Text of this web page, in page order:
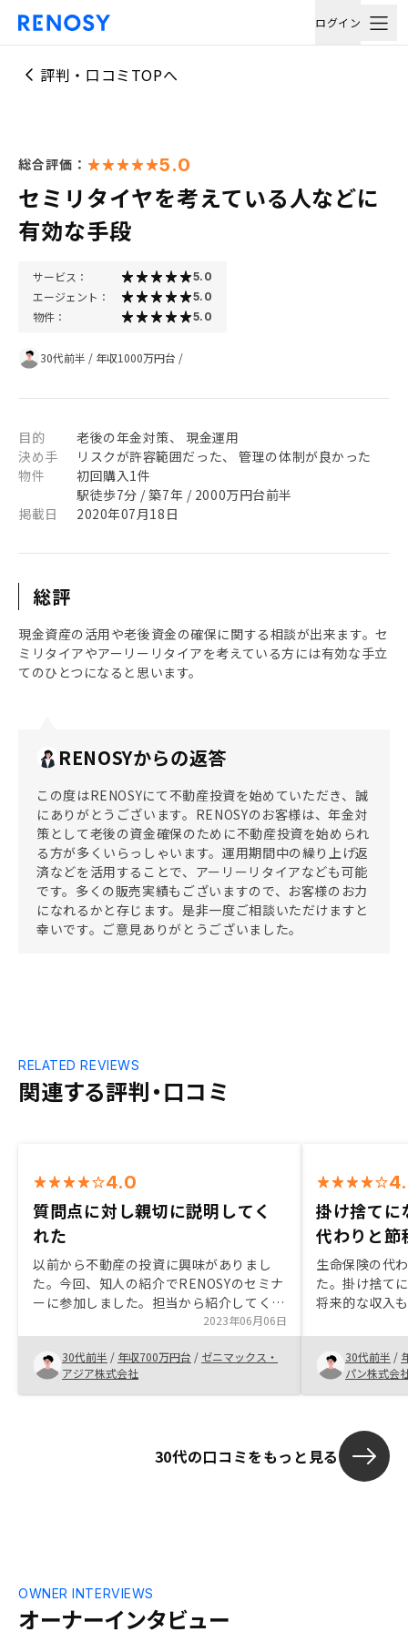
ログイン
評判・口コミTOPへ
総合評価： 5.0
セミリタイヤを考えている人などに
有効な手段
サービス： 5.0
エージェント： 5.0
物件： 5.0
30代前半 / 年収1000万円台 /
目的
老後の年金対策、 現金運用
決め手
リスクが許容範囲だった、 管理の体制が良かった
物件
初回購入1件
駅徒歩7分 / 築7年 / 2000万円台前半
掲載日
2020年07月18日
総評
現金資産の活用や老後資金の確保に関する相談が出来ます。セ
ミリタイアやアーリーリタイアを考えている方には有効な手立
てのひとつになると思います。
RENOSYからの返答
この度はRENOSYにて不動産投資を始めていただき、誠
にありがとうございます。RENOSYのお客様は、年金対
策として老後の資金確保のために不動産投資を始められ
る方が多くいらっしゃいます。運用期間中の繰り上げ返
済などを活用することで、アーリーリタイアなども可能
です。多くの販売実績もございますので、お客様のお力
になれるかと存じます。是非一度ご相談いただけますと
幸いです。ご意見ありがとうございました。
関連する評判・口コミ
RELATED REVIEWS
4.0
質問点に対し親切に説明してく
れた
以前から不動産の投資に興味がありまし
た。今回、知人の紹介でRENOSYのセミナ
ーに参加しました。担当から紹介してくれ
た物件で興味があるものがあり、質問に対
しても担当が親切に確認してくれましたの
で、そこが安心で購入に至りました。
2023年06月06日
30代前半 / 年収700万円台 / ゼニマックス・
アジア株式会社
掛け捨てに
代わりと節
生命保険の代
た。掛け捨て
将来的な収入
り、リスクも
件を一気に購
30代前半 /
パン株式会
30代の口コミをもっと見る
オーナーインタビュー
OWNER INTERVIEWS